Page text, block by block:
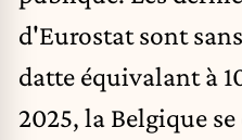
d'Eurostat sont
datte équivalant à
2025, la Belgique